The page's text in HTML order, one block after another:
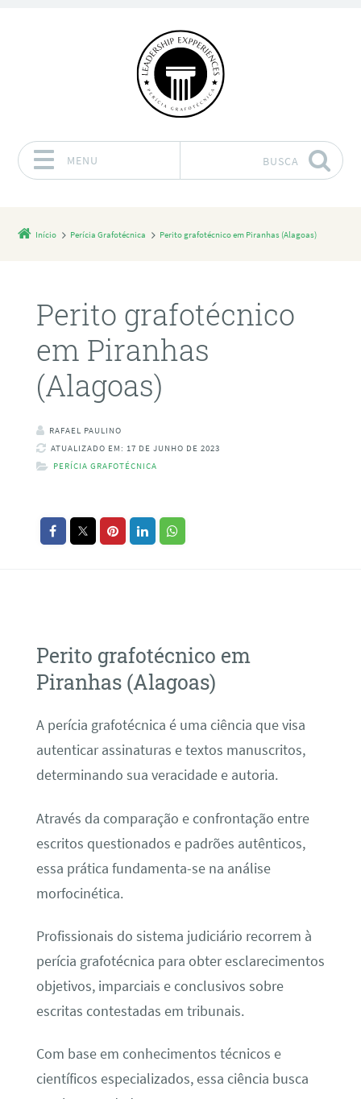
MENU BUSCA
Início Perícia Grafotécnica Perito grafotécnico em Piranhas (Alagoas)
Perito grafotécnico
em Piranhas
(Alagoas)
RAFAEL PAULINO
ATUALIZADO EM: 17 DE JUNHO DE 2023
PERÍCIA GRAFOTÉCNICA
Perito grafotécnico em
Piranhas (Alagoas)
A perícia grafotécnica é uma ciência que visa
autenticar assinaturas e textos manuscritos,
determinando sua veracidade e autoria.
Através da comparação e confrontação entre
escritos questionados e padrões autênticos,
essa prática fundamenta-se na análise
morfocinética.
Profissionais do sistema judiciário recorrem à
perícia grafotécnica para obter esclarecimentos
objetivos, imparciais e conclusivos sobre
escritas contestadas em tribunais.
Com base em conhecimentos técnicos e
científicos especializados, essa ciência busca